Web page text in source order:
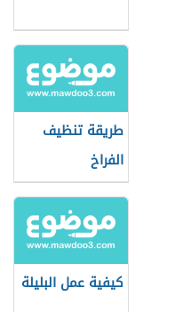
طريقة تنظيف
الفراخ
كيفية عمل البليلة